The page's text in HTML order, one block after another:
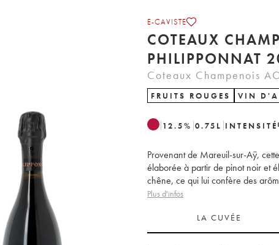
E-CAVISTE
COTEAUX
Coteaux Champenois
FRUITS ROUGES VIN
12.5% 0.75 L INTENSITÉ
Provenant de Mareuil-sur-Aÿ,
élaborée à partir de pinot noir et
chêne, ce qui lui confère des
Plus d'infos
LA CUVÉE